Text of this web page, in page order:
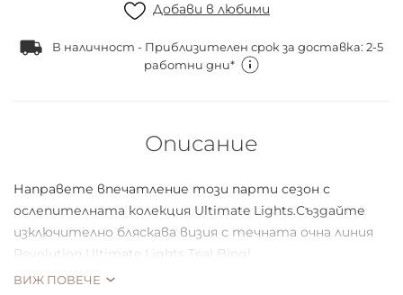
Добави в любими
В наличност - Приблизителен срок за доставка: 2-5
работни дни*
Описание
Направете впечатление този парти сезон с
ослепителната колекция Ultimate Lights.Създайте
изключително бляскава визия с течната очна линия
Revolution Ultimate Lights Тeal Bing!
ВИЖ ПОВЕЧЕ